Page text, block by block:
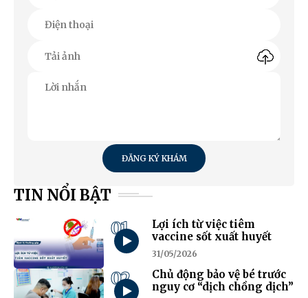
ĐĂNG KÝ KHÁM
TIN NỔI BẬT
01
Lợi ích từ việc tiêm
vaccine sốt xuất huyết
31/05/2026
02
Chủ động bảo vệ bé trước
nguy cơ “dịch chồng dịch”